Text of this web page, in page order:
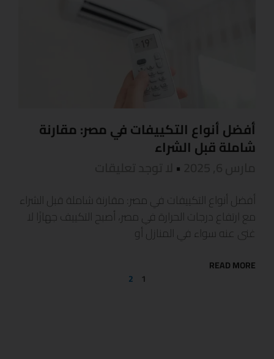
أفضل أنواع التكييفات في مصر: مقارنة
شاملة قبل الشراء
أفضل أنواع التكييفات في مصر: مقارنة شاملة قبل الشراء
مع ارتفاع درجات الحرارة في مصر، أصبح التكييف جهازًا لا
غنى عنه سواء في المنازل أو
READ MORE
1
2